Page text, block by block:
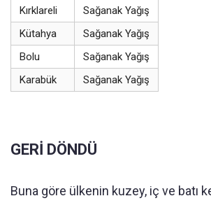
Kırklareli
Sağanak Yağış
Kütahya
Sağanak Yağış
Bolu
Sağanak Yağış
Karabük
Sağanak Yağış
GERİ DÖNDÜ
Buna göre ülkenin kuzey, iç ve batı